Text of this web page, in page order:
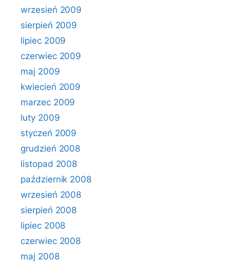
wrzesień 2009
sierpień 2009
lipiec 2009
czerwiec 2009
maj 2009
kwiecień 2009
marzec 2009
luty 2009
styczeń 2009
grudzień 2008
listopad 2008
październik 2008
wrzesień 2008
sierpień 2008
lipiec 2008
czerwiec 2008
maj 2008